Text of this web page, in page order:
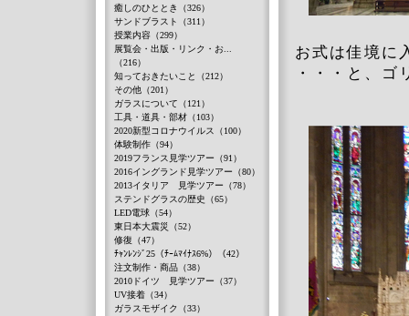
お式は佳境に
・・・と、
癒しのひととき（326）
サンドブラスト（311）
授業内容（299）
展覧会・出版・リンク・お...
（216）
知っておきたいこと（212）
その他（201）
ガラスについて（121）
工具・道具・部材（103）
2020新型コロナウイルス（100）
体験制作（94）
2019フランス見学ツアー（91）
2016イングランド見学ツアー（80）
2013イタリア 見学ツアー（78）
ステンドグラスの歴史（65）
LED電球（54）
東日本大震災（52）
修復（47）
ﾁｬﾝﾚﾝｼﾞ25（ﾁｰﾑﾏｲﾅｽ6%）（42）
注文制作・商品（38）
2010ドイツ 見学ツアー（37）
UV接着（34）
ガラスモザイク（33）